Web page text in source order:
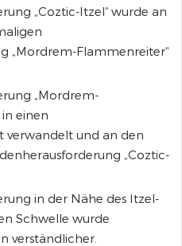
„Coztic-Itzel“ wurde an
„Mordrem-Flammenreiter“
„Mordrem-
einen
und an den
„Coztic-
in der Nähe des Itzel-
Schwelle wurde
verständlicher.